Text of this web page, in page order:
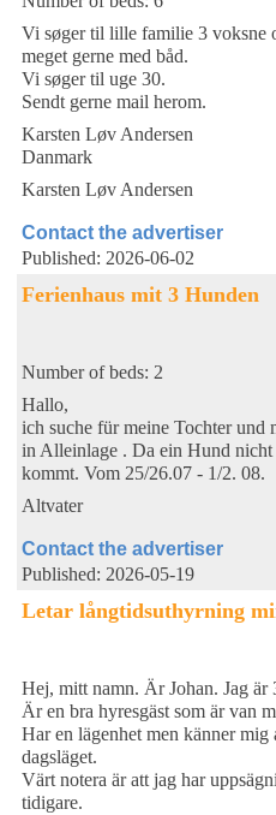
Vi søger til lille familie 3 voksne
meget gerne med båd.
Vi søger til uge 30.
Sendt gerne mail herom.
Karsten Løv Andersen
Danmark
Karsten Løv Andersen
Contact the advertiser
Published: 2026-06-02
Ferienhaus mit 3 Hunden
Number of beds: 2
Hallo,
ich suche für meine Tochter und
in Alleinlage . Da ein Hund
kommt. Vom 25/26.07 - 1/2. 08.
Altvater
Contact the advertiser
Published: 2026-05-19
Letar långtidsuthyrning
Hej, mitt namn. Är Johan. Jag är
Är en bra hyresgäst som är van
Har en lägenhet men känner
dagsläget.
Värt notera är att jag har
tidigare.